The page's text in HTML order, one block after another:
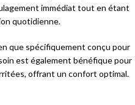
immédiat tout en étant
quotidienne.
que spécifiquement conçu pour
est également bénéfique pour
offrant un confort optimal.